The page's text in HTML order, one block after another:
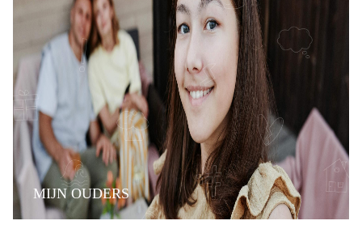
MIJN OUDERS